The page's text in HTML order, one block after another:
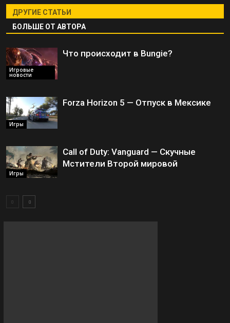
ДРУГИЕ СТАТЬИ
БОЛЬШЕ ОТ АВТОРА
Игровые
новости
Что происходит в Bungie?
Игры
Forza Horizon 5 — Отпуск в Мексике
Игры
Call of Duty: Vanguard — Скучные
Мстители Второй мировой